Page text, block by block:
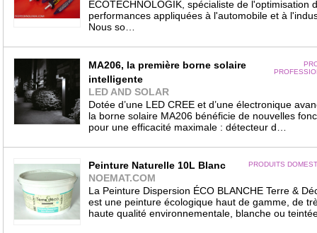
ECOTECHNOLOGIK, spécialiste de l'optimisation
performances appliquées à l'automobile et à
Nous so…
MA206, la première borne solaire
intelligente
LED AND SOLAR
Dotée d’une LED CREE et d’une électronique
la borne solaire MA206 bénéficie de nouvelles
pour une efficacité maximale : détecteur d…
PRODUITS
Peinture Naturelle 10L Blanc
NOEMAT.COM
La Peinture Dispersion ÉCO BLANCHE Terre &
est une peinture écologique haut de gamme, de
haute qualité environnementale, blanche ou